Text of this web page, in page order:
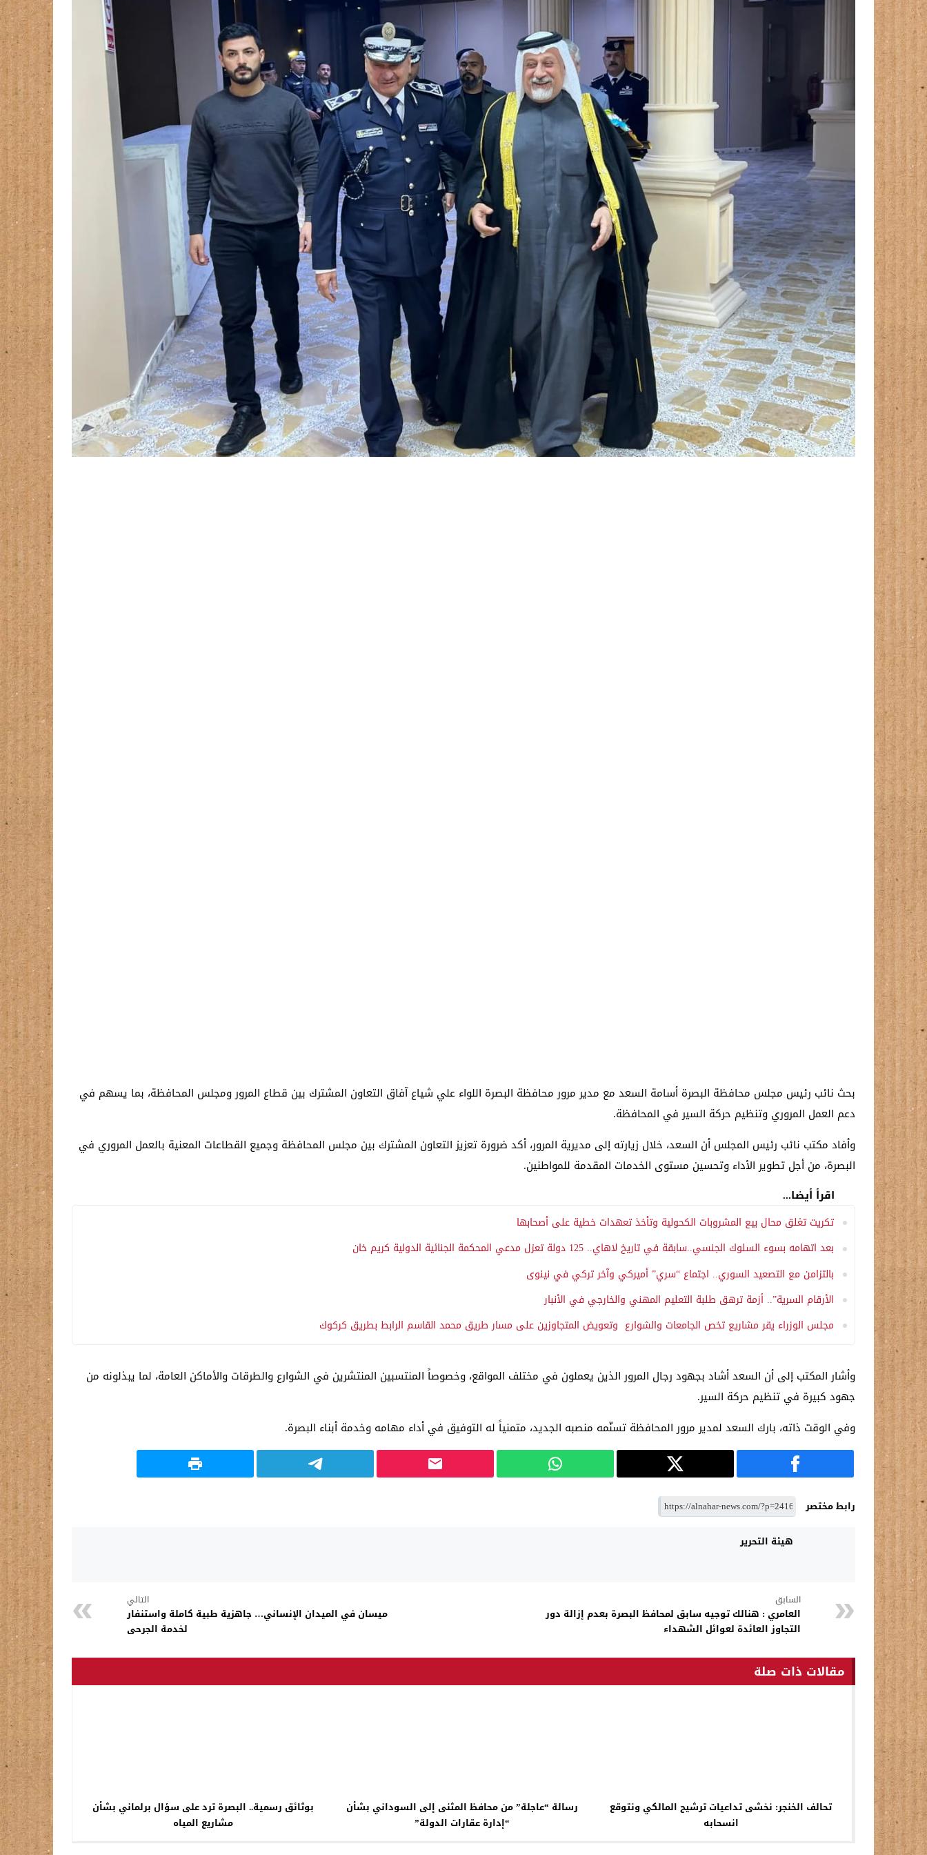
بحث نائب رئيس مجلس محافظة البصرة أسامة السعد مع مدير مرور محافظة البصرة اللواء علي شياع آفاق التعاون المشترك بين قطاع المرور ومجلس المحافظة، بما يسهم في
دعم العمل المروري وتنظيم حركة السير في المحافظة.
وأفاد مكتب نائب رئيس المجلس أن السعد، خلال زيارته إلى مديرية المرور، أكد ضرورة تعزيز التعاون المشترك بين مجلس المحافظة وجميع القطاعات المعنية بالعمل المروري في
البصرة، من أجل تطوير الأداء وتحسين مستوى الخدمات المقدمة للمواطنين.
اقرأ أيضا...
تكريت تغلق محال بيع المشروبات الكحولية وتأخذ تعهدات خطية على أصحابها
بعد اتهامه بسوء السلوك الجنسي..سابقة في تاريخ لاهاي.. 125 دولة تعزل مدعي المحكمة الجنائية الدولية كريم خان
بالتزامن مع التصعيد السوري.. اجتماع “سري” أميركي وآخر تركي في نينوى
الأرقام السرية”.. أزمة ترهق طلبة التعليم المهني والخارجي في الأنبار
مجلس الوزراء يقر مشاريع تخص الجامعات والشوارع وتعويض المتجاوزين على مسار طريق محمد القاسم الرابط بطريق كركوك
وأشار المكتب إلى أن السعد أشاد بجهود رجال المرور الذين يعملون في مختلف المواقع، وخصوصاً المنتسبين المنتشرين في الشوارع والطرقات والأماكن العامة، لما يبذلونه من
جهود كبيرة في تنظيم حركة السير.
وفي الوقت ذاته، بارك السعد لمدير مرور المحافظة تسنّمه منصبه الجديد، متمنياً له التوفيق في أداء مهامه وخدمة أبناء البصرة.
رابط مختصر
هيئة التحرير
السابق
العامري : هنالك توجيه سابق لمحافظ البصرة بعدم إزالة دور
التجاوز العائدة لعوائل الشهداء
التالي
ميسان في الميدان الإنساني… جاهزية طبية كاملة واستنفار
لخدمة الجرحى
مقالات ذات صلة
تحالف الخنجر: نخشى تداعيات ترشيح المالكي ونتوقع
انسحابه
رسالة “عاجلة” من محافظ المثنى إلى السوداني بشأن
“إدارة عقارات الدولة”
بوثائق رسمية.. البصرة ترد على سؤال برلماني بشأن
مشاريع المياه